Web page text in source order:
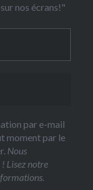
nos écrans!"
par e-mail
moment par le
Nous
! Lisez notre